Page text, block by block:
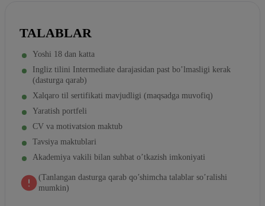
TALABLAR
Yoshi 18 dan katta
Ingliz tilini Intermediate darajasidan past bo’lmasligi kerak
(dasturga qarab)
Xalqaro til sertifikati mavjudligi (maqsadga muvofiq)
Yaratish portfeli
CV va motivatsion maktub
Tavsiya maktublari
Akademiya vakili bilan suhbat o’tkazish imkoniyati
(Tanlangan dasturga qarab qo’shimcha talablar so’ralishi
mumkin)